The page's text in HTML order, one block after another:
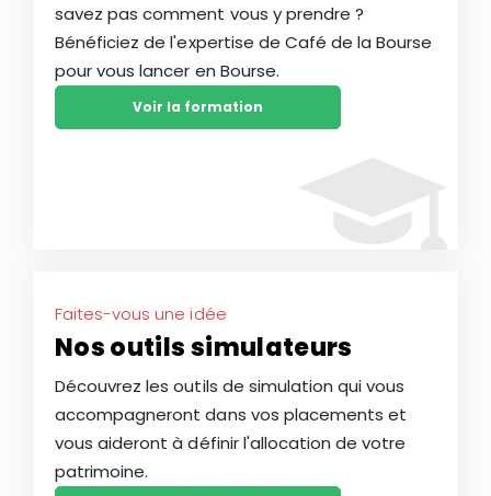
savez pas comment vous y prendre ?
Bénéficiez de l'expertise de Café de la Bourse
pour vous lancer en Bourse.
Voir la formation
Faites-vous une idée
Nos outils simulateurs
Découvrez les outils de simulation qui vous
accompagneront dans vos placements et
vous aideront à définir l'allocation de votre
patrimoine.